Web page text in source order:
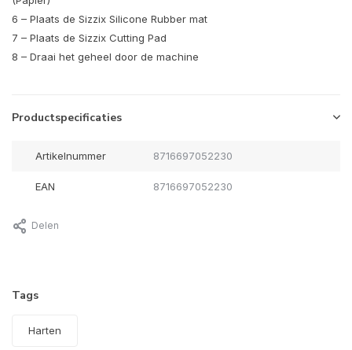
6 – Plaats de Sizzix Silicone Rubber mat
7 – Plaats de Sizzix Cutting Pad
8 – Draai het geheel door de machine
Productspecificaties
Artikelnummer 8716697052230
EAN 8716697052230
Delen
Tags
Harten